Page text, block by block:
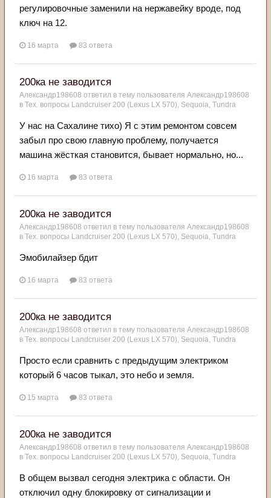
регулировочные заменили на нержавейку вроде, под
ключ на 12.
16 марта 83 ответа
200ка не заводится
Александр198608 ответил в тему пользователя Александр198608
в Тех. вопросы Landcruiser 200 (Lexus LX 570), Sequoia, Tundra
У нас на Сахалине тихо) Я с этим ремонтом совсем
забыл про свою главную проблему, получается
машина жёсткая становится, бывает нормально, но...
16 марта 83 ответа
200ка не заводится
Александр198608 ответил в тему пользователя Александр198608
в Тех. вопросы Landcruiser 200 (Lexus LX 570), Sequoia, Tundra
Эмобилайзер бдит
16 марта 83 ответа
200ка не заводится
Александр198608 ответил в тему пользователя Александр198608
в Тех. вопросы Landcruiser 200 (Lexus LX 570), Sequoia, Tundra
Просто если сравнить с предыдущим электриком
который 6 часов тыкал, это небо и земля.
15 марта 83 ответа
200ка не заводится
Александр198608 ответил в тему пользователя Александр198608
в Тех. вопросы Landcruiser 200 (Lexus LX 570), Sequoia, Tundra
В общем вызвал сегодня электрика с области. Он
отключил одну блокировку от сигнализации и